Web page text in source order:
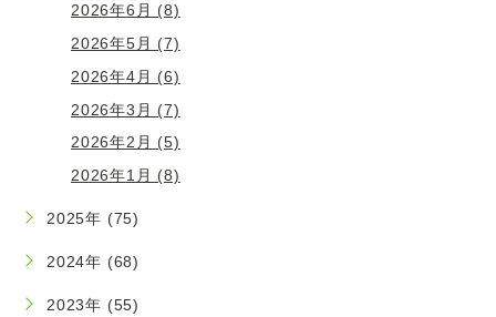
2026年6月 (8)
2026年5月 (7)
2026年4月 (6)
2026年3月 (7)
2026年2月 (5)
2026年1月 (8)
2025年 (75)
2024年 (68)
2023年 (55)